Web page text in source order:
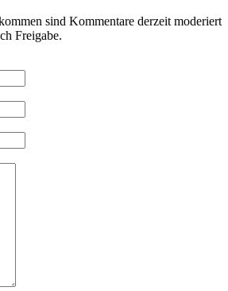
sind Kommentare derzeit moderiert
Freigabe.